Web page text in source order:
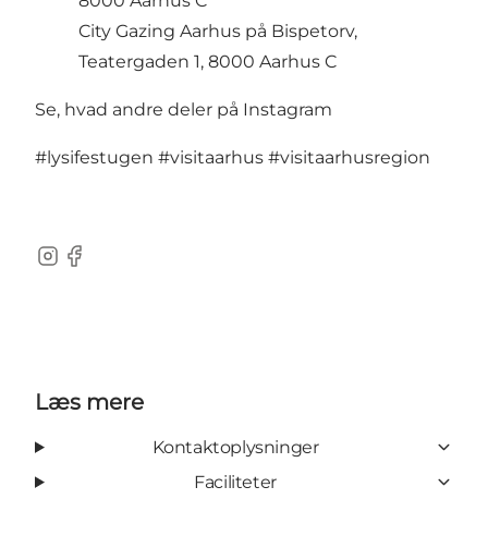
City Gazing Aarhus på Bispetorv,
Teatergaden 1, 8000 Aarhus C
Se, hvad andre deler på Instagram
#lysifestugen #visitaarhus #visitaarhusregion
Instagram
Facebook
Læs mere
Kontaktoplysninger
Faciliteter